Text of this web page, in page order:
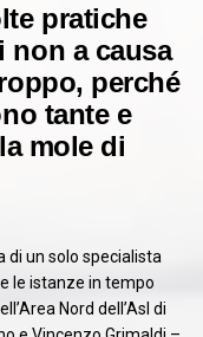
pratiche
non a causa
perché
tante e
mole di
di un solo specialista
le istanze in tempo
Nord dell’Asl di